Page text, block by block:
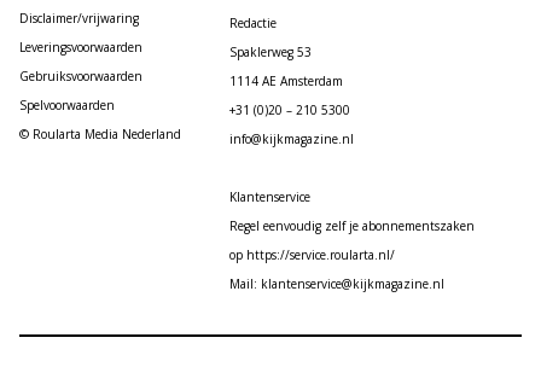
Disclaimer/vrijwaring
Leveringsvoorwaarden
Gebruiksvoorwaarden
Spelvoorwaarden
© Roularta Media Nederland
Redactie
Spaklerweg 53
1114 AE Amsterdam
+31 (0)20 – 210 5300
info@kijkmagazine.nl
Klantenservice
Regel eenvoudig zelf je abonnementszaken
op https://service.roularta.nl/
Mail: klantenservice@kijkmagazine.nl